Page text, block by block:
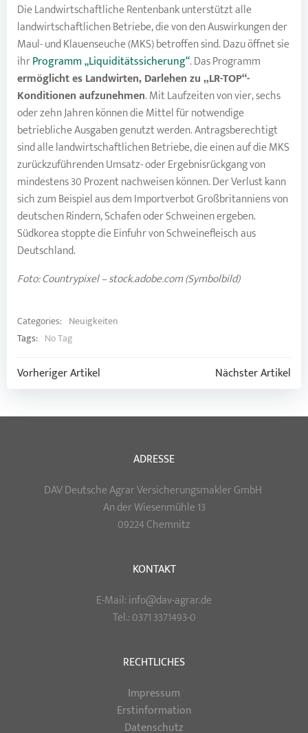
Die Landwirtschaftliche Rentenbank unterstützt alle
landwirtschaftlichen Betriebe, die von den Auswirkungen der
Maul- und Klauenseuche (MKS) betroffen sind. Dazu öffnet sie
ihrProgramm „Liquiditätssicherung“. Das Programm
ermöglicht es Landwirten, Darlehen zu „LR-TOP“-
Konditionen aufzunehmen. Mit Laufzeiten von vier, sechs
oder zehn Jahren können die Mittel für notwendige
betriebliche Ausgaben genutzt werden. Antragsberechtigt
sind alle landwirtschaftlichen Betriebe, die einen auf die MKS
zurückzuführenden Umsatz- oder Ergebnisrückgang von
mindestens 30 Prozent nachweisen können. Der Verlust kann
sich zum Beispiel aus dem Importverbot Großbritanniens von
deutschen Rindern, Schafen oder Schweinen ergeben.
Südkorea stoppte die Einfuhr von Schweinefleisch aus
Deutschland.
Foto: Countrypixel – stock.adobe.com (Symbolbild)
Categories: Neuigkeiten
Tags: No Tag
Post
navigation
Vorheriger Artikel Post
navigation
Nächster Artikel
ADRESSE
DAV Deutsche Agrar Versicherungsmakler GmbH
An der Wiesenmühle 13
09224 Chemnitz
KONTAKT
E-Mail: info@dav-agrar.de
Tel.: 0371 3371493-0
RECHTLICHES
Impressum
Erstinformation
Datenschutz